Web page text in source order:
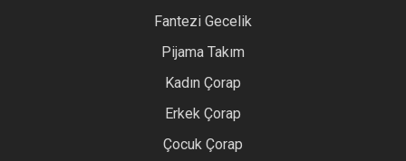
Fantezi Gecelik
Pijama Takım
Kadın Çorap
Erkek Çorap
Çocuk Çorap